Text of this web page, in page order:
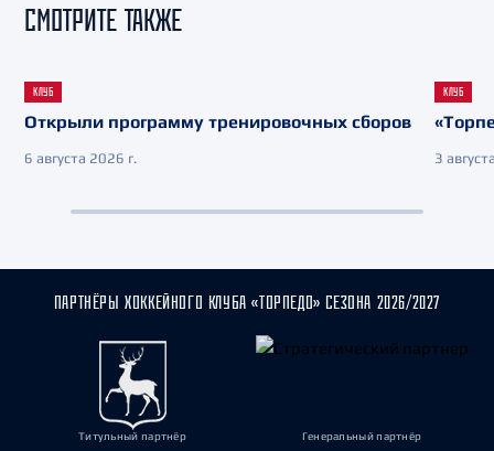
СМОТРИТЕ ТАКЖЕ
КЛУБ
Открыли программу тренировочных сборов
6 августа 2026 г.
КЛУБ
3
ПАРТНЁРЫ ХОККЕЙНОГО КЛУБА «ТОРПЕДО» СЕЗОНА 2026/2027
Титульный партнёр Генеральный партнёр